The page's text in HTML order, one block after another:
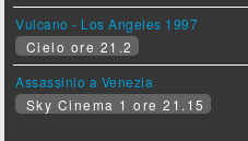
Vulcano - Los Angeles 1997
Cielo ore 21.2
Assassinio a Venezia
Sky Cinema 1 ore 21.15